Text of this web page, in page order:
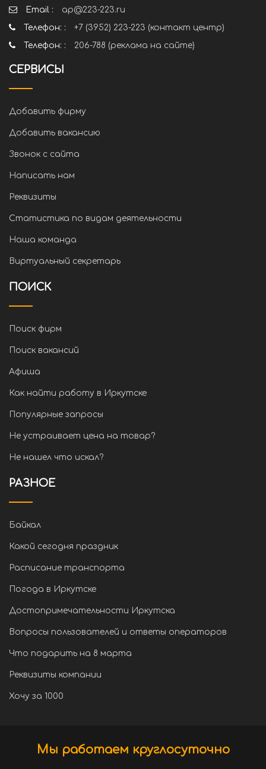
Email :
ap@223-223.ru
Телефон: :
+7 (3952) 223-223 (контакт центр)
Телефон: :
206-788 (реклама на сайте)
СЕРВИСЫ
Добавить фирму
Добавить вакансию
Звонок с сайта
Написать нам
Реквизиты
Статистика по видам деятельности
Наша команда
Виртуальный секретарь
ПОИСК
Поиск фирм
Поиск вакансий
Афиша
Как найти работу в Иркутске
Популярные запросы
Не устраивает цена на товар?
Не нашел что искал?
РАЗНОЕ
Байкал
Какой сегодня праздник
Расписание транспорта
Погода в Иркутске
Достопримечательности Иркутска
Вопросы пользователей и ответы операторов
Что подарить на 8 марта
Реквизиты компании
Хочу за 1000
Мы работаем круглосуточно